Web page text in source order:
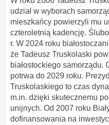
udział w wyborach
mieszkańcy powierzyli mu
czteroletnią kadencję.
r. W 2024 roku
że Tadeusz Truskolaski
białostockiego samorządu.
potrwa do 2029 roku.
Truskolaskiego to czas
m.in. dzięki skutecznemu
unijnych. Od 2007 roku
dofinansowania na